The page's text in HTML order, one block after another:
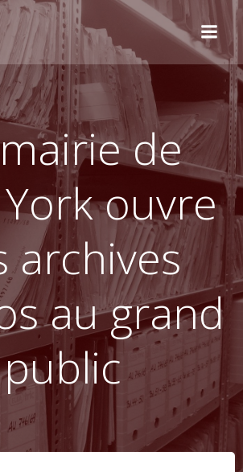
Aller
au
contenu
de
ouvre
archives
au grand
public